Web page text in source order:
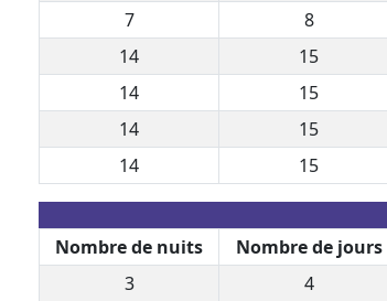
7
8
14
15
14
15
14
15
14
15
Nombre de nuits Nombre de jours
3
4